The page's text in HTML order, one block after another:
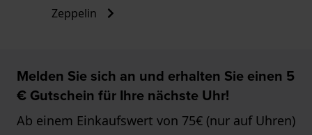
Zeppelin
Melden Sie sich an und erhalten Sie einen 5
€ Gutschein für Ihre nächste Uhr!
Ab einem Einkaufswert von 75€ (nur auf Uhren)